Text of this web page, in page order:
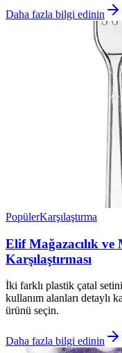
Daha fazla bilgi edinin
PopülerKarşılaştırma
Elif Mağazacılık
Karşılaştırması
İki farklı plastik çatal
kullanım alanları detaylı
ürünü seçin.
Daha fazla bilgi edinin